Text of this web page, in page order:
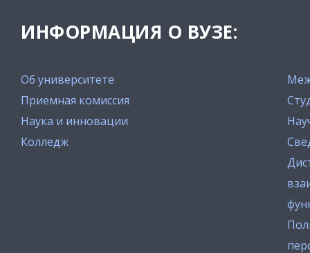
ИНФОРМАЦИЯ О ВУЗЕ:
Об университете
Приемная комиссия
Наука и инновации
Колледж